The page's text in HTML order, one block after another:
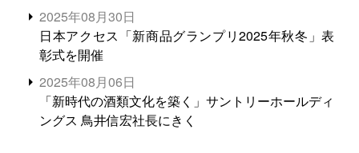
2025年08月30日
日本アクセス「新商品グランプリ2025年秋冬」表
彰式を開催
2025年08月06日
「新時代の酒類文化を築く」サントリーホールディ
ングス 鳥井信宏社長にきく